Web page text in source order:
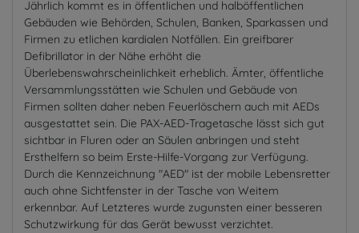
Jährlich kommt es in öffentlichen und halböffentlichen
Gebäuden wie Behörden, Schulen, Banken, Sparkassen und
Firmen zu etlichen kardialen Notfällen. Ein greifbarer
Defibrillator in der Nähe erhöht die
Überlebenswahrscheinlichkeit erheblich. Ämter, öffentliche
Versammlungsstätten wie Schulen und Gebäude von
Firmen sollten daher neben Feuerlöschern auch mit AEDs
ausgestattet sein. Die PAX-AED-Tragetasche lässt sich gut
sichtbar in Fluren oder an Säulen anbringen und steht
Ersthelfern so beim Erste-Hilfe-Vorgang zur Verfügung.
Durch die Kennzeichnung "AED" ist der mobile Lebensretter
auch ohne Sichtfenster in der Tasche von Weitem
erkennbar. Auf Letzteres wurde zugunsten einer besseren
Schutzwirkung für das Gerät bewusst verzichtet.